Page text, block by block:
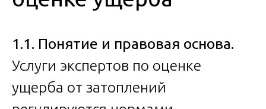
1.1. Понятие и правовая основа.
Услуги экспертов по оценке
ущерба от затоплений